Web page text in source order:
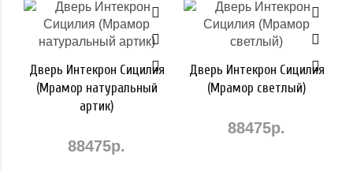
Дверь Интекрон Сицилия
(Мрамор натуральный
артик)
88475р.
Дверь Интекрон Сицилия
(Мрамор светлый)
88475р.